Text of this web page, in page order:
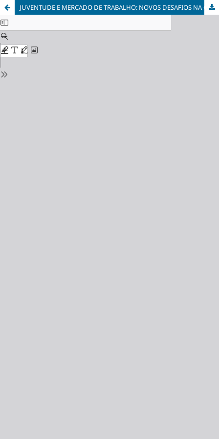
JUVENTUDE E MERCADO DE TRABALHO: NOVOS DESAFIOS NA CENA CONTEMPORÂNEA